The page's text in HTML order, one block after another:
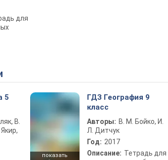
для
5
В.
показать
ГДЗ География 9
класс
Авторы: В. М. Бойко, И.
Л. Дитчук
Год: 2017
Описание: Тетрадь для